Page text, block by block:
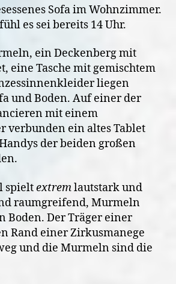
Sofa im Wohnzimmer.
es sei bereits 14 Uhr.
ein Deckenberg mit
eine Tasche mit gemischtem
liegen
und Boden. Auf einer der
mit einem
verbunden ein altes Tablet
der beiden großen
spieltextremlautstark und
raumgreifend, Murmeln
Boden. Der Träger einer
Rand einer Zirkusmanege
und die Murmeln sind die